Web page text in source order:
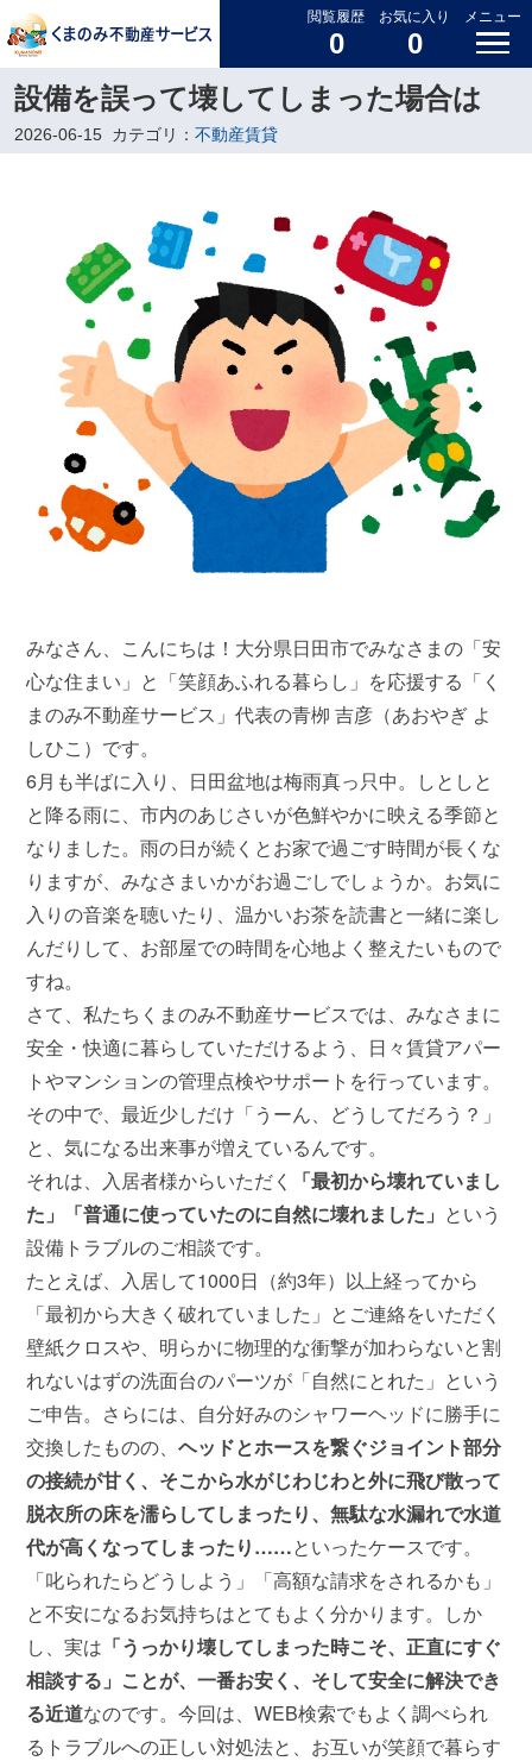
閲覧履歴
0
お気に入り
0
メニュー
設備を誤って壊してしまった場合は
2026-06-15 カテゴリ： 不動産賃貸
みなさん、こんにちは！大分県日田市でみなさまの「安
心な住まい」と「笑顔あふれる暮らし」を応援する「く
まのみ不動産サービス」代表の青栁 吉彦（あおやぎ よ
しひこ）です。
6月も半ばに入り、日田盆地は梅雨真っ只中。しとしと
と降る雨に、市内のあじさいが色鮮やかに映える季節と
なりました。雨の日が続くとお家で過ごす時間が長くな
りますが、みなさまいかがお過ごしでしょうか。お気に
入りの音楽を聴いたり、温かいお茶を読書と一緒に楽し
んだりして、お部屋での時間を心地よく整えたいもので
すね。
さて、私たちくまのみ不動産サービスでは、みなさまに
安全・快適に暮らしていただけるよう、日々賃貸アパー
トやマンションの管理点検やサポートを行っています。
その中で、最近少しだけ「うーん、どうしてだろう？」
と、気になる出来事が増えているんです。
それは、入居者様からいただく
「最初から壊れていまし
た」「普通に使っていたのに自然に壊れました」 という
設備トラブルのご相談です。
たとえば、入居して1000日（約3年）以上経ってから
「最初から大きく破れていました」とご連絡をいただく
壁紙クロスや、明らかに物理的な衝撃が加わらないと割
れないはずの洗面台のパーツが「自然にとれた」という
ご申告。さらには、自分好みのシャワーヘッドに勝手に
交換したものの、 ヘッドとホースを繋ぐジョイント部分
の接続が甘く、そこから水がじわじわと外に飛び散って
脱衣所の床を濡らしてしまったり、無駄な水漏れで水道
代が高くなってしまったり……といったケースです。
「叱られたらどうしよう」「高額な請求をされるかも」
と不安になるお気持ちはとてもよく分かります。しか
し、実は 「うっかり壊してしまった時こそ、正直にすぐ
相談する」ことが、一番お安く、そして安全に解決でき
る近道なのです。今回は、WEB検索でもよく調べられ
るトラブルへの正しい対処法と、お互いが笑顔で暮らす